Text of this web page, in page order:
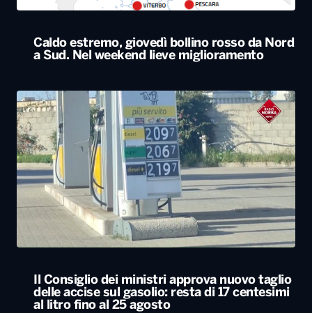
Caldo estremo, giovedì bollino rosso da Nord
a Sud. Nel weekend lieve miglioramento
Il Consiglio dei ministri approva nuovo taglio
delle accise sul gasolio: resta di 17 centesimi
al litro fino al 25 agosto